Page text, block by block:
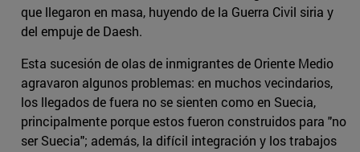
que llegaron en masa, huyendo de la Guerra Civil siria y
del empuje de Daesh.
Esta sucesión de olas de inmigrantes de Oriente Medio
agravaron algunos problemas: en muchos vecindarios,
los llegados de fuera no se sienten como en Suecia,
principalmente porque estos fueron construidos para "no
ser Suecia"; además, la difícil integración y los trabajos